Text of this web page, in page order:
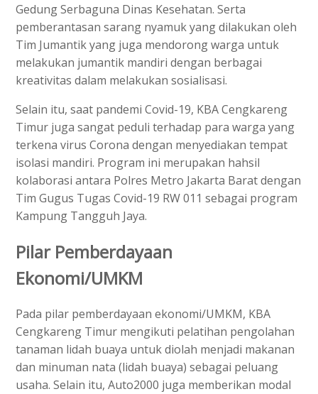
Gedung Serbaguna Dinas Kesehatan. Serta
pemberantasan sarang nyamuk yang dilakukan oleh
Tim Jumantik yang juga mendorong warga untuk
melakukan jumantik mandiri dengan berbagai
kreativitas dalam melakukan sosialisasi.
Selain itu, saat pandemi Covid-19, KBA Cengkareng
Timur juga sangat peduli terhadap para warga yang
terkena virus Corona dengan menyediakan tempat
isolasi mandiri. Program ini merupakan hahsil
kolaborasi antara Polres Metro Jakarta Barat dengan
Tim Gugus Tugas Covid-19 RW 011 sebagai program
Kampung Tangguh Jaya.
Pilar Pemberdayaan
Ekonomi/UMKM
Pada pilar pemberdayaan ekonomi/UMKM, KBA
Cengkareng Timur mengikuti pelatihan pengolahan
tanaman lidah buaya untuk diolah menjadi makanan
dan minuman nata (lidah buaya) sebagai peluang
usaha. Selain itu, Auto2000 juga memberikan modal